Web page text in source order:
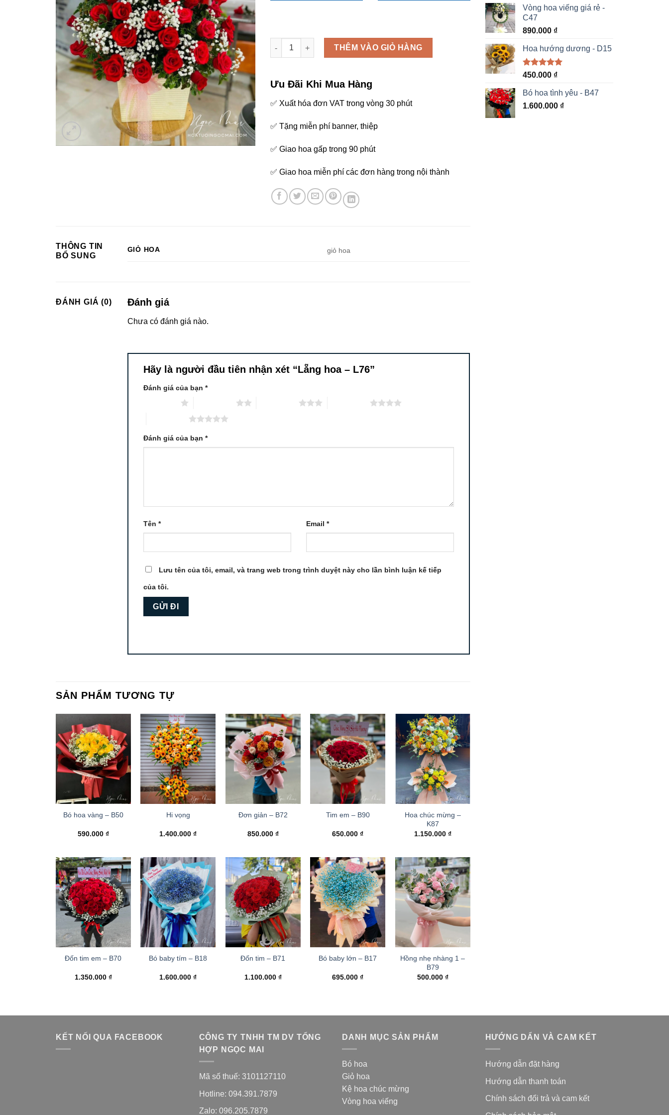
Lẵng hoa - L76 số lượng
THÊM VÀO GIỎ HÀNG
Ưu Đãi Khi Mua Hàng
✅ Xuất hóa đơn VAT trong vòng 30 phút
✅ Tặng miễn phí banner, thiệp
✅ Giao hoa gấp trong 90 phút
✅ Giao hoa miễn phí các đơn hàng trong nội thành
THÔNG TIN
BỔ SUNG
GIỎ HOA giỏ hoa
ĐÁNH GIÁ (0) Đánh giá
Chưa có đánh giá nào.
Hãy là người đầu tiên nhận xét “Lẵng hoa – L76”
Đánh giá của bạn *
Đánh giá của bạn *
Tên * Email*
Lưu tên của tôi, email, và trang web trong trình duyệt này cho lần bình luận kế tiếp
của tôi.
SẢN PHẨM TƯƠNG TỰ
Bó hoa vàng – B50
590.000 ₫
Hi vọng
1.400.000₫
Đơn giản – B72
850.000 ₫
Tim em – B90
650.000₫
Hoa chúc mừng –
K87
1.150.000 ₫
Đốn tim em – B70
1.350.000 ₫
Bó baby tím – B18
1.600.000₫
Đốn tim – B71
1.100.000 ₫
Bó baby lớn – B17
695.000₫
Hồng nhẹ nhàng 1 –
B79
500.000 ₫
5 sao
Vòng hoa viếng giá rẻ -
C47
890.000 ₫
Hoa hướng dương - D15
Được xếp
5 sao
450.000 ₫
Bó hoa tình yêu - B47
1.600.000 ₫
KẾT NỐI QUA FACEBOOK
CÔNG TY TNHH TM DV TỔNG
HỢP NGỌC MAI
Mã số thuế: 3101127110
Hotline: 094.391.7879
Zalo: 096.205.7879
DANH MỤC SẢN PHẨM
Bó hoa
Giỏ hoa
Kệ hoa chúc mừng
Vòng hoa viếng
HƯỚNG DẨN VÀ CAM KẾT
Hướng dẫn đặt hàng
Hướng dẫn thanh toán
Chính sách đổi trả và cam kết